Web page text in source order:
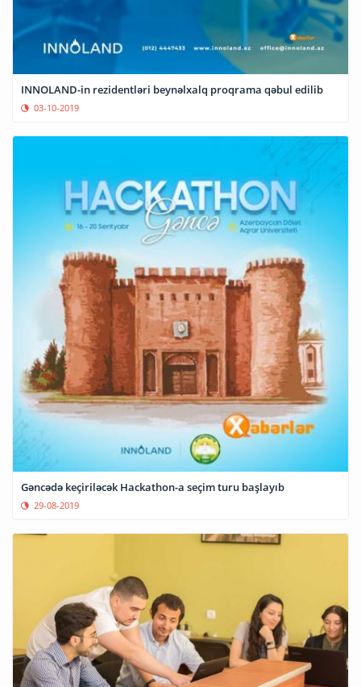
INNOLAND-in rezidentləri beynəlxalq proqrama qəbul edilib
03-10-2019
Gəncədə keçiriləcək Hackathon-a seçim turu başlayıb
29-08-2019